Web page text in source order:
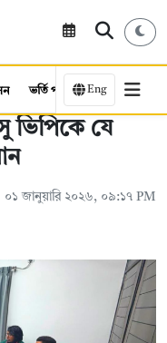
ভর্তি পরীক্ষা কর্মসংস্থান
Eng
ভিপিকে যে
০১ জানুয়ারি ২০২৬, ০৯:১৭ PM